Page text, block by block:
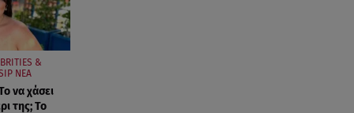
&
ΝΕΑ
να χάσει
της; Το